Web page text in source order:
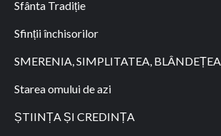
Sfânta Tradiție
Sfinții închisorilor
SMERENIA, SIMPLITATEA, BLÂNDEȚEA
Starea omului de azi
ȘTIINȚA ȘI CREDINȚA